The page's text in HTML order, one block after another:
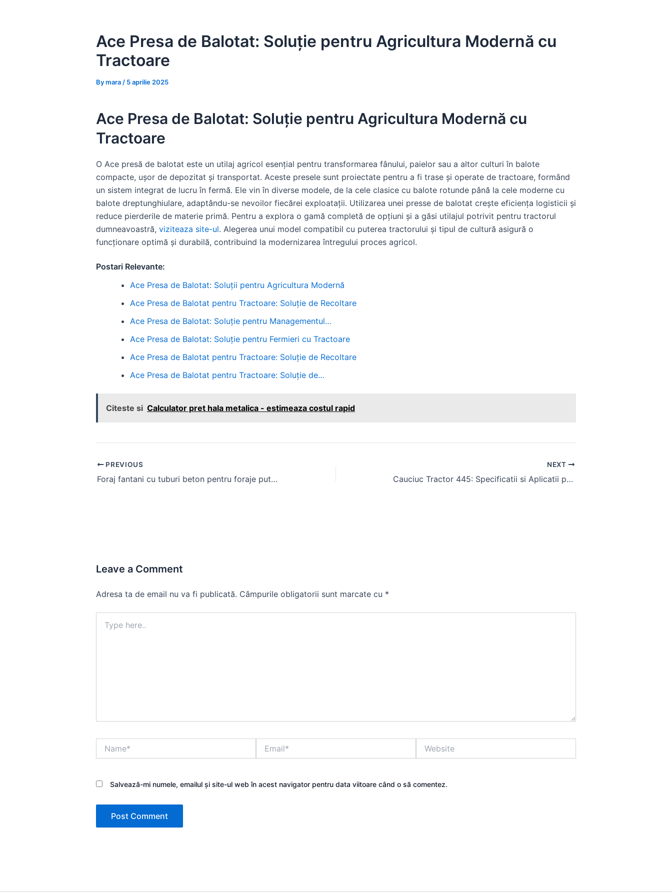
Ace Presa de Balotat: Soluție pentru Agricultura Modernă cu
Tractoare
Bymara / 5 aprilie 2025
Ace Presa de Balotat: Soluție pentru Agricultura Modernă cu
Tractoare
O Ace presă de balotat este un utilaj agricol esențial pentru transformarea fânului, paielor sau a altor culturi în balote
compacte, ușor de depozitat și transportat. Aceste presele sunt proiectate pentru a fi trase și operate de tractoare, formând
un sistem integrat de lucru în fermă. Ele vin în diverse modele, de la cele clasice cu balote rotunde până la cele moderne cu
balote dreptunghiulare, adaptându-se nevoilor fiecărei exploatații. Utilizarea unei presse de balotat crește eficiența logisticii și
reduce pierderile de materie primă. Pentru a explora o gamă completă de opțiuni și a găsi utilajul potrivit pentru tractorul
dumneavoastră, viziteaza site-ul. Alegerea unui model compatibil cu puterea tractorului și tipul de cultură asigură o
funcționare optimă și durabilă, contribuind la modernizarea întregului proces agricol.
Postari Relevante:
Ace Presa de Balotat: Soluții pentru Agricultura Modernă
Ace Presa de Balotat pentru Tractoare: Soluție de Recoltare
Ace Presa de Balotat: Soluție pentru Managementul…
Ace Presa de Balotat: Soluție pentru Fermieri cu Tractoare
Ace Presa de Balotat pentru Tractoare: Soluție de Recoltare
Ace Presa de Balotat pentru Tractoare: Soluție de…
Citeste si Calculator pret hala metalica - estimeaza costul rapid
Post
navigation
PREVIOUS
Foraj fantani cu tuburi beton pentru foraje puturi
NEXT
Cauciuc Tractor 445: Specificatii si Aplicatii pentru Utilaje Agricole
Leave a Comment
Adresa ta de email nu va fi publicată. Câmpurile obligatorii sunt marcate cu *
here..
Salvează-mi numele, emailul și site-ul web în acest navigator pentru data viitoare când o să comentez.